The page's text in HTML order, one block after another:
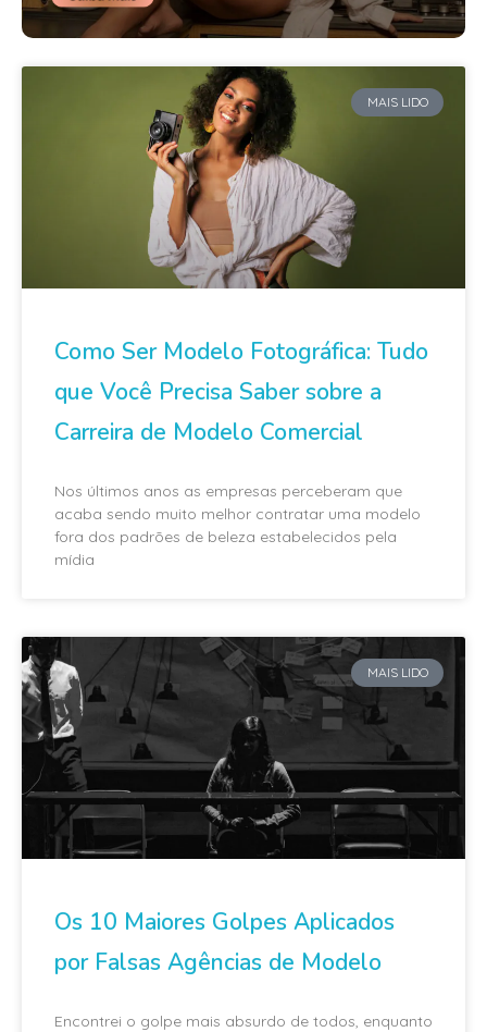
MAIS LIDO
Como Ser Modelo Fotográfica: Tudo
que Você Precisa Saber sobre a
Carreira de Modelo Comercial
Nos últimos anos as empresas perceberam que
acaba sendo muito melhor contratar uma modelo
fora dos padrões de beleza estabelecidos pela
mídia
MAIS LIDO
Os 10 Maiores Golpes Aplicados
por Falsas Agências de Modelo
Encontrei o golpe mais absurdo de todos, enquanto